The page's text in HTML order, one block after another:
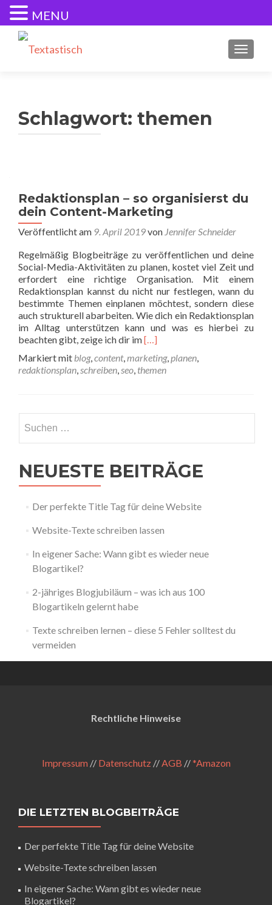
Schlagwort: themen
Redaktionsplan – so organisierst du
dein Content-Marketing
Veröffentlicht am 9. April 2019von Jennifer Schneider
Regelmäßig Blogbeiträge zu veröffentlichen und deine
Social-Media-Aktivitäten zu planen, kostet viel Zeit und
erfordert eine richtige Organisation. Mit einem
Redaktionsplan kannst du nicht nur festlegen, wann du
bestimmte Themen einplanen möchtest, sondern diese
auch strukturell abarbeiten. Wie dich ein Redaktionsplan
im Alltag unterstützen kann und was es hierbei zu
beachten gibt, zeige ich dir imRead more about
[…]
Markiert mit blog,content,marketing,planen,
redaktionsplan,schreiben,seo, themen
NEUESTE BEITRÄGE
Der perfekte Title Tag für deine Website
Website-Texte schreiben lassen
In eigener Sache: Wann gibt es wieder neue
Blogartikel?
2-jähriges Blogjubiläum – was ich aus 100
Blogartikeln gelernt habe
Texte schreiben lernen – diese 5 Fehler solltest du
vermeiden
Rechtliche Hinweise
Impressum// Datenschutz//AGB //*Amazon
DIE LETZTEN BLOGBEITRÄGE
Der perfekte Title Tag für deine Website
Website-Texte schreiben lassen
In eigener Sache: Wann gibt es wieder neue
Blogartikel?
MENU